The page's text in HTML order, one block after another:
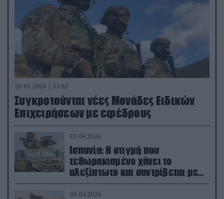
29.07.2026 | 22:02
Συγκροτούνται νέες Μονάδες Ειδικών
Επιχειρήσεων με εφέδρους
23.04.2026
Ισπανία: Η στιγμή που
τεθωρακισμένο χάνει το
αλεξίπτωτο και συντρίβεται με
ορμή στο έδαφος (βίντεο)
05.04.2026